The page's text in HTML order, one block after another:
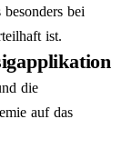
bei
ist.
die
auf das